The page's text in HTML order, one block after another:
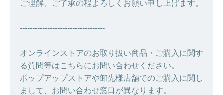
ご理解、ご了承の程よろしくお願い申し上げます。
----------------------------------
オンラインストアのお取り扱い商品・ご購入に関す
る質問等はこちらにお問い合わせください。
ポップアップストアや卸先様店舗でのご購入に関し
まして、お問い合わせ窓口が異なります。